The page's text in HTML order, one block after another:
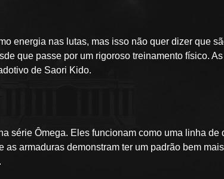
energia nas lutas, mas isso não quer dizer que
que passe por um rigoroso treinamento físico.
de Saori Kido.
série Ômega. Eles funcionam como uma linha de
armaduras demonstram ter um padrão bem